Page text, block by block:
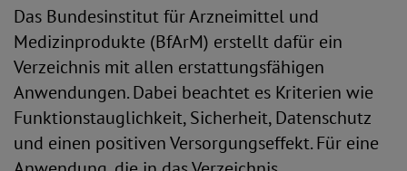
Das Bundesinstitut für Arzneimittel und
Medizinprodukte (BfArM) erstellt dafür ein
Verzeichnis mit allen erstattungsfähigen
Anwendungen. Dabei beachtet es Kriterien wie
Funktionstauglichkeit, Sicherheit, Datenschutz
und einen positiven Versorgungseffekt. Für eine